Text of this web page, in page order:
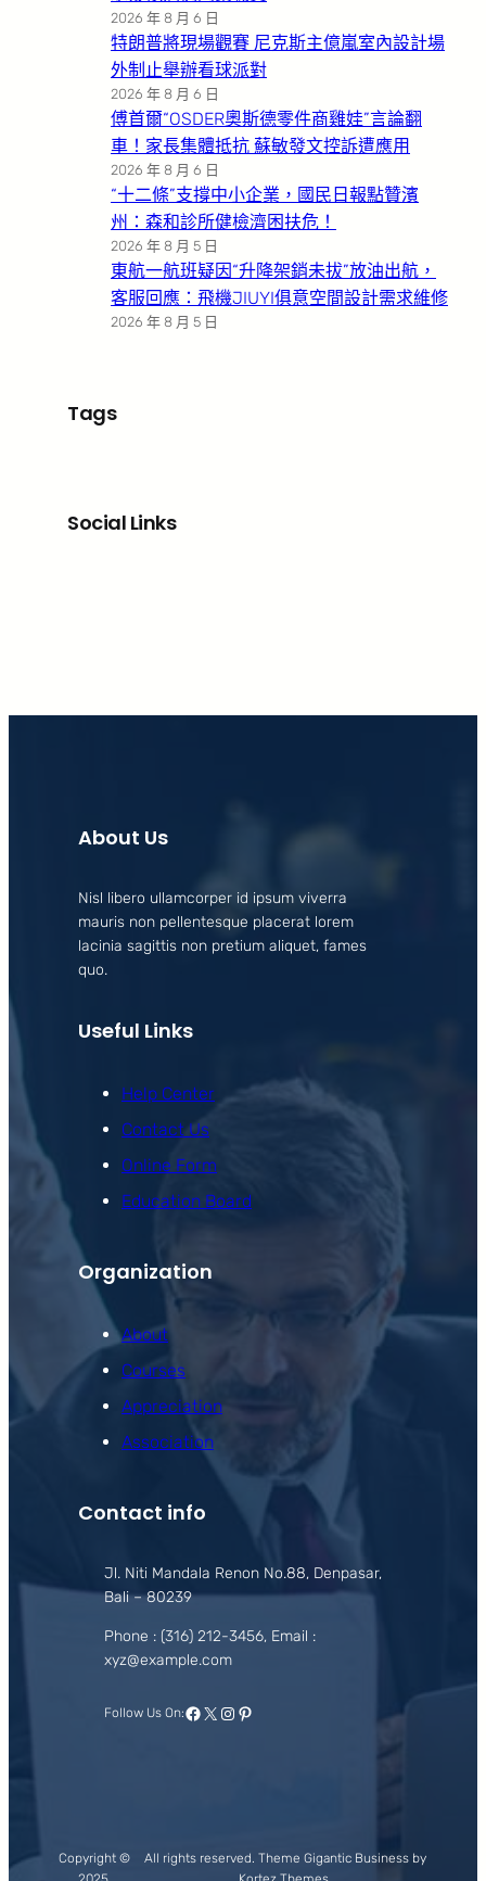
2026 年 8 月 6 日
特朗普將現場觀賽 尼克斯主億嵐室內設計場
外制止舉辦看球派對
2026 年 8 月 6 日
傅首爾“OSDER奧斯德零件商雞娃”言論翻
車！家長集體抵抗 蘇敏發文控訴遭應用
2026 年 8 月 6 日
“十二條”支撐中小企業，國民日報點贊濱
州：森和診所健檢濟困扶危！
2026 年 8 月 5 日
東航一航班疑因“升降架銷未拔”放油出航，
客服回應：飛機JIUYI俱意空間設計需求維修
2026 年 8 月 5 日
Tags
Social Links
About Us
Nisl libero ullamcorper id ipsum viverra
mauris non pellentesque placerat lorem
lacinia sagittis non pretium aliquet, fames
quo.
Useful Links
Help Center
Contact Us
Online Form
Education Board
Organization
About
Courses
Appreciation
Association
Contact info
Jl. Niti Mandala Renon No.88, Denpasar,
Bali – 80239
Phone : (316) 212-3456, Email :
xyz@example.com
Follow Us On:Facebook
X Instagram
Pinterest
Copyright ©
All rights reserved. Theme Gigantic Business by